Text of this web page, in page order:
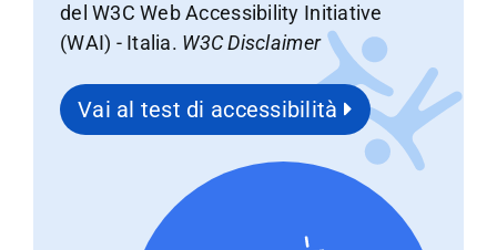
del W3C Web Accessibility Initiative
(WAI) - Italia. W3C Disclaimer
Vai al test di accessibilità